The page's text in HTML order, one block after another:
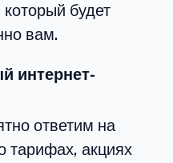
будет
вам.
интернет-
ответим на
тарифах, акциях